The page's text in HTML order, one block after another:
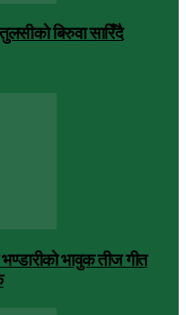
बिरुवा सारिँदै
भावुक तीज गीत